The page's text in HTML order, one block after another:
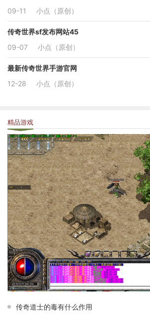
09-11
小点（原创）
传奇世界sf发布网站45
09-07
小点（原创）
最新传奇世界手游官网
12-28
小点（原创）
精品游戏
传奇道士的毒有什么作用